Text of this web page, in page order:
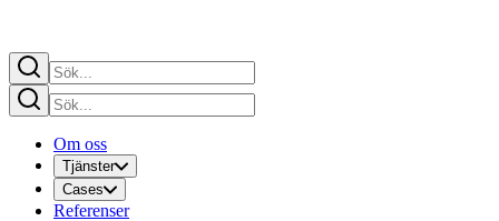
Om oss
Tjänster
Cases
Referenser